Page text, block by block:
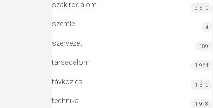
szakirodalom 2 510
szemle 4
szervezet 189
társadalom 1 964
távközlés 1 310
technika 1 918